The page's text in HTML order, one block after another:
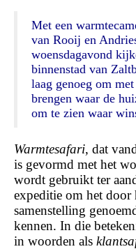
Met een
van Rooij en
woensdagavond
binnenstad van
laag genoeg om
brengen waar de
om te zien waar
Warmtesafari, dat
is gevormd met het
wordt gebruikt ter
expeditie om het door
samenstelling
kennen. In die
in woorden als